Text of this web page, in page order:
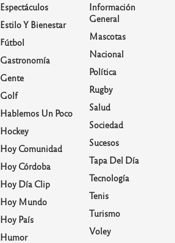
Espectáculos
Estilo Y Bienestar
Fútbol
Gastronomía
Gente
Golf
Hablemos Un Poco
Hockey
Hoy Comunidad
Hoy Córdoba
Hoy Día Clip
Hoy Mundo
Hoy País
Humor
Información
General
Mascotas
Nacional
Política
Rugby
Salud
Sociedad
Sucesos
Tapa Del Día
Tecnología
Tenis
Turismo
Voley